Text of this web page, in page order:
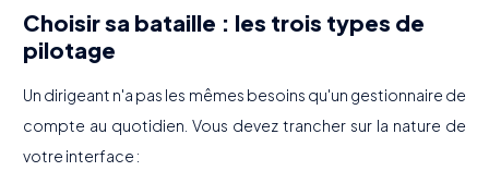
Choisir sa bataille : les trois types de
pilotage
Un dirigeant n'a pas les mêmes besoins qu'un gestionnaire de
compte au quotidien. Vous devez trancher sur la nature de
votre interface :